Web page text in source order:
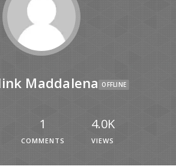
Maddalena OFFLINE
1
COMMENTS
4.0K
VIEWS